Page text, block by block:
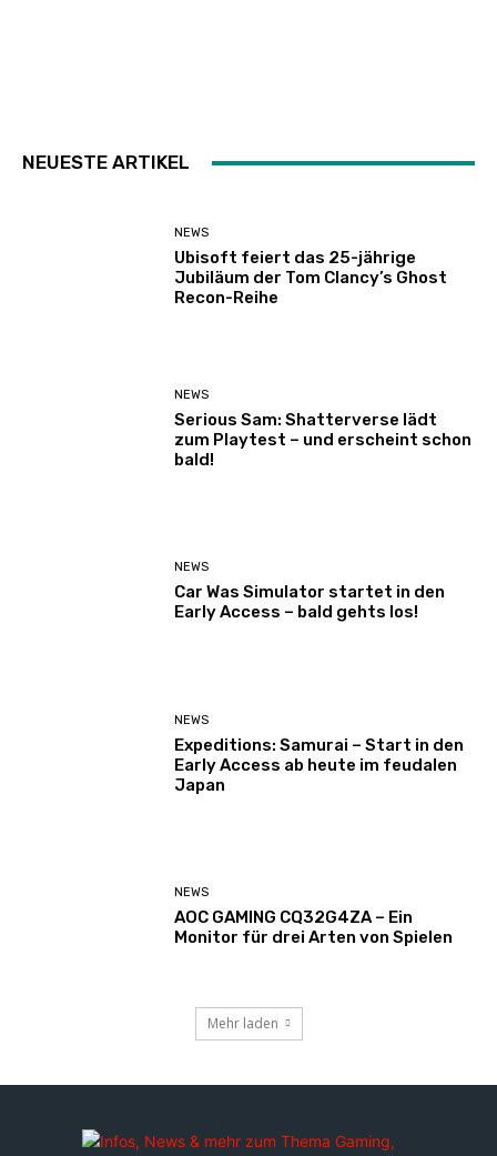
NEUESTE ARTIKEL
NEWS
Ubisoft feiert das 25-jährige
Jubiläum der Tom Clancy’s Ghost
Recon-Reihe
NEWS
Serious Sam: Shatterverse lädt
zum Playtest – und erscheint schon
bald!
NEWS
Car Was Simulator startet in den
Early Access – bald gehts los!
NEWS
Expeditions: Samurai – Start in den
Early Access ab heute im feudalen
Japan
NEWS
AOC GAMING CQ32G4ZA – Ein
Monitor für drei Arten von Spielen
Mehr laden